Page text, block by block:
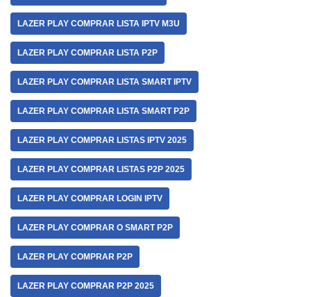
LAZER PLAY COMPRAR LISTA IPTV M3U
LAZER PLAY COMPRAR LISTA P2P
LAZER PLAY COMPRAR LISTA SMART IPTV
LAZER PLAY COMPRAR LISTA SMART P2P
LAZER PLAY COMPRAR LISTAS IPTV 2025
LAZER PLAY COMPRAR LISTAS P2P 2025
LAZER PLAY COMPRAR LOGIN IPTV
LAZER PLAY COMPRAR O SMART P2P
LAZER PLAY COMPRAR P2P
LAZER PLAY COMPRAR P2P 2025